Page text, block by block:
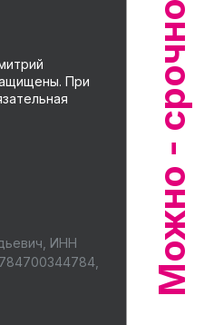
При
ИНН